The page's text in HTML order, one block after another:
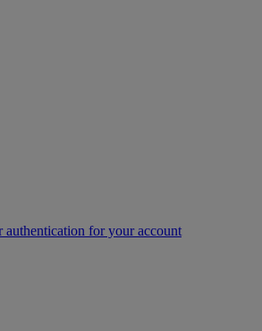
authentication for your account